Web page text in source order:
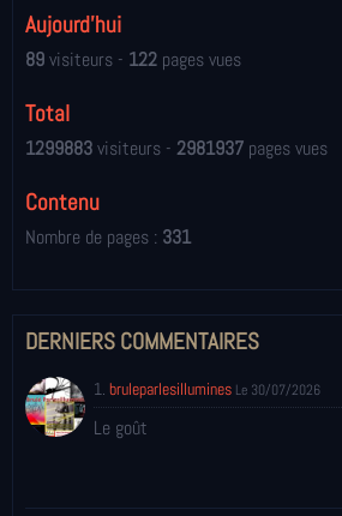
Aujourd'hui
89visiteurs - 122 pages vues
Total
1299883visiteurs - 2981937 pages vues
Contenu
Nombre de pages : 331
DERNIERS COMMENTAIRES
1. bruleparlesillumines Le 30/07/2026
Le goût